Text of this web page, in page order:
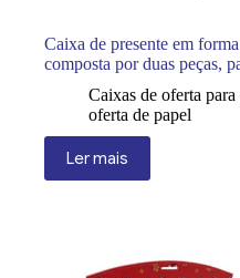
Caixa de presente em
composta por duas peças,
Caixas de oferta para
oferta de papel
Ler mais